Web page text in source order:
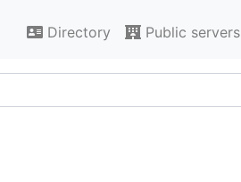
Directory Public servers